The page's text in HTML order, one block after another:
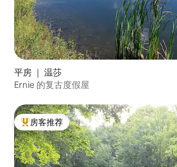
平房 ｜ 温莎
Ernie 的复古度假屋
热门「房客推荐」
房客推荐